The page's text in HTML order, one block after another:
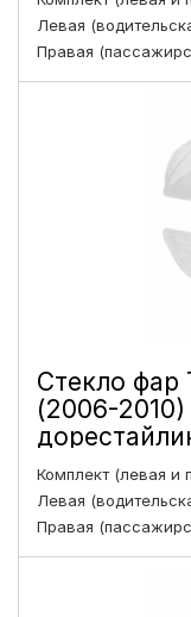
Левая
Правая
Стекло фар
(2006-2010)
Комплект (левая и
Левая
Правая